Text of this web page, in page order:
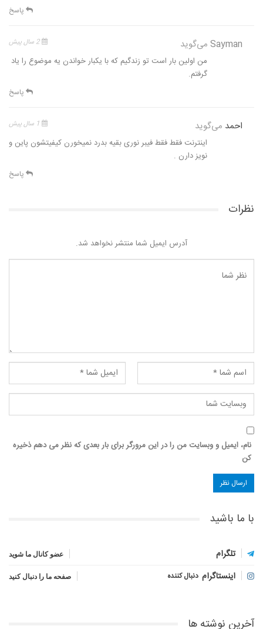
پاسخ
Sayman می‌گوید
من اولین بار است تو زندگیم که با یکبار خواندن یه موضوع را یاد
گرفتم.
پاسخ
احمد می‌گوید
اینترنت فقط فقط فیبر نوری بقیه بدرد نمیخورن کیفیتشون پاین و
نویز دارن .
پاسخ
نظرات
آدرس ایمیل شما منتشر نخواهد شد.
نام، ایمیل و وبسایت من را در این مرورگر برای بار بعدی که نظر می دهم ذخیره
کن
با ما باشید
تلگرام عضو کانال ما شوید
اینستاگرام دنبال کننده صفحه ما را دنبال کنید
آخرین نوشته ها